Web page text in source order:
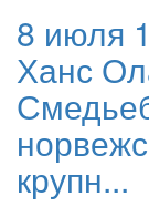
8 июля
Ханс
крупн...